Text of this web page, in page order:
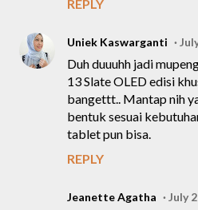
REPLY
Uniek Kaswarganti
Duh duuuhh jadi
13 Slate OLED edisi
bangettt.. Mantap nih
bentuk sesuai
tablet pun bisa.
REPLY
Jeanette Agatha July